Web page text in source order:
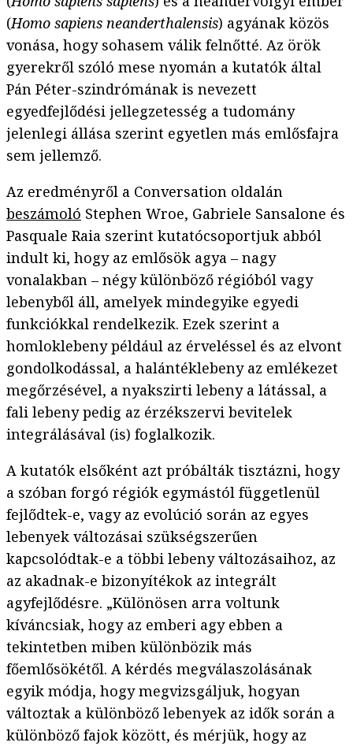
(Homo sapiens neanderthalensis) agyának közös
vonása, hogy sohasem válik felnőtté. Az örök
gyerekről szóló mese nyomán a kutatók által
Pán Péter-szindrómának is nevezett
egyedfejlődési jellegzetesség a tudomány
jelenlegi állása szerint egyetlen más emlősfajra
sem jellemző.
Az eredményről a Conversation oldalán
beszámoló Stephen Wroe, Gabriele Sansalone és
Pasquale Raia szerint kutatócsoportjuk abból
indult ki, hogy az emlősök agya – nagy
vonalakban – négy különböző régióból vagy
lebenyből áll, amelyek mindegyike egyedi
funkciókkal rendelkezik. Ezek szerint a
homloklebeny például az érveléssel és az elvont
gondolkodással, a halántéklebeny az emlékezet
megőrzésével, a nyakszirti lebeny a látással, a
fali lebeny pedig az érzékszervi bevitelek
integrálásával (is) foglalkozik.
A kutatók elsőként azt próbálták tisztázni, hogy
a szóban forgó régiók egymástól függetlenül
fejlődtek-e, vagy az evolúció során az egyes
lebenyek változásai szükségszerűen
kapcsolódtak-e a többi lebeny változásaihoz, az
az akadnak-e bizonyítékok az integrált
agyfejlődésre. „Különösen arra voltunk
kíváncsiak, hogy az emberi agy ebben a
tekintetben miben különbözik más
főemlősökétől. A kérdés megválaszolásának
egyik módja, hogy megvizsgáljuk, hogyan
változtak a különböző lebenyek az idők során a
különböző fajok között, és mérjük, hogy az